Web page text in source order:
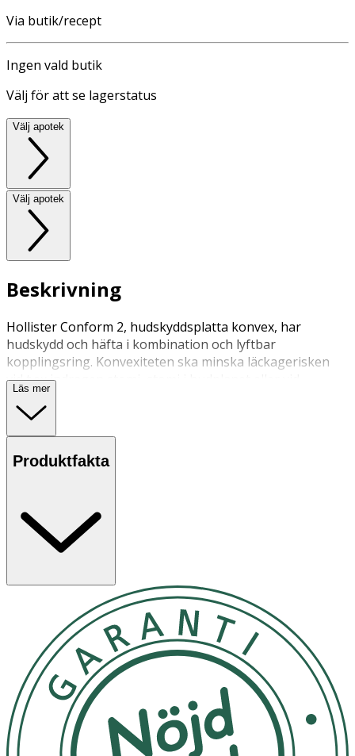
Via butik/recept
Ingen vald butik
Välj för att se lagerstatus
Välj apotek
Välj apotek
Beskrivning
Hollister Conform 2, hudskyddsplatta konvex, har
hudskydd och häfta i kombination och lyftbar
kopplingsring. Konvexiteten ska minska läckagerisken
vid t.ex indragen stomi, stomi i hudplanet eller vid
ojämnheter i huden. Den kan endast användas till
Hollister Conform 2, påsar.
Läs mer
Produktfakta